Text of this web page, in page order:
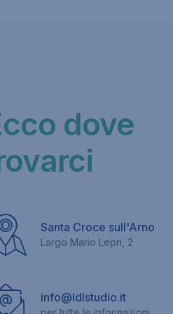
dove
Santa Croce sull'Arno
Largo Mario Lepri, 2
info@ldlstudio.it